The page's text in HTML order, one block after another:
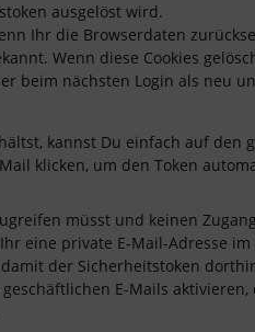
ausgelöst wird.
Ihr die Browserdaten
Wenn diese Cookies
beim nächsten Login als neu
kannst Du einfach auf den
klicken, um den Token
müsst und keinen
eine private E-Mail-Adresse im
der Sicherheitstoken
E-Mails